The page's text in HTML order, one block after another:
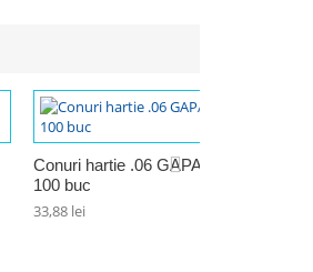
Conuri hartie .06 GAPA,
100 buc
33,88 lei